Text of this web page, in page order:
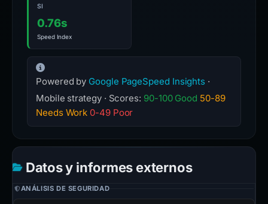
SI
0.76s
Speed Index
Powered by Google PageSpeed Insights ·
Mobile strategy · Scores: 90-100 Good 50-89
Needs Work 0-49 Poor
Datos y informes externos
ANÁLISIS DE SEGURIDAD